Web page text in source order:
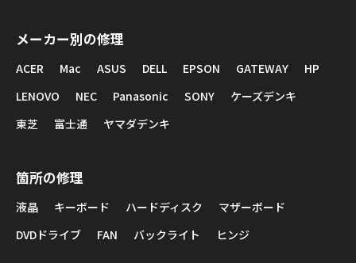
メーカー別の修理
ACER Mac ASUS DELL EPSON GATEWAY
HP
LENOVO
NEC Panasonic SONY
ケーズデンキ
東芝
富士通 ヤマダデンキ
箇所の修理
液晶 キーボード ハードディスク
マザーボード
DVDドライブ
FAN バックライト ヒンジ